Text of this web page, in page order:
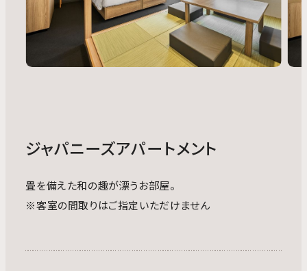
ジャパニーズアパートメント
畳を備えた和の趣が漂うお部屋。
※客室の間取りはご指定いただけません